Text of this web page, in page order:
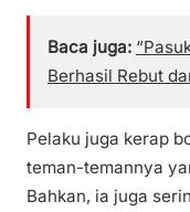
Baca juga:
Berhasil Rebut
Pelaku juga kerap
teman-temannya
Bahkan, ia juga